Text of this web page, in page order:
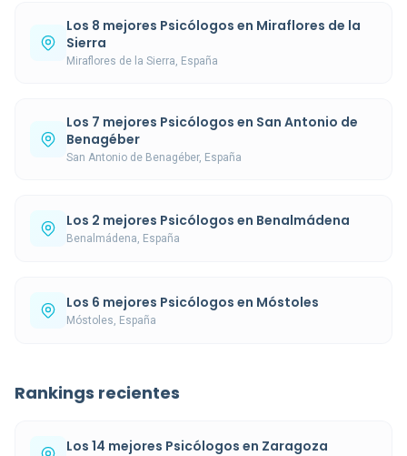
Los 8 mejores Psicólogos en Miraflores de la
Sierra
Miraflores de la Sierra, España
Los 7 mejores Psicólogos en San Antonio de
Benagéber
San Antonio de Benagéber, España
Los 2 mejores Psicólogos en Benalmádena
Benalmádena, España
Los 6 mejores Psicólogos en Móstoles
Móstoles, España
Rankings recientes
Los 14 mejores Psicólogos en Zaragoza